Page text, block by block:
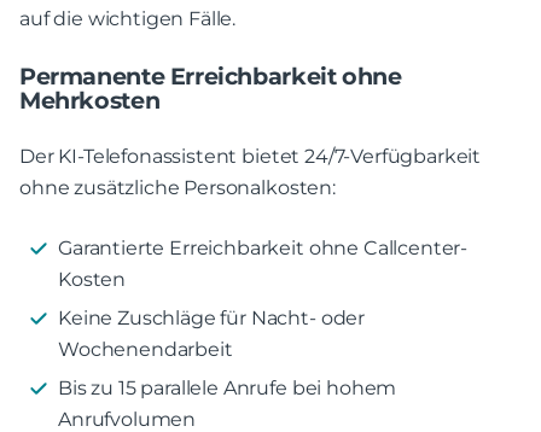
auf die wichtigen Fälle.
Permanente Erreichbarkeit ohne
Mehrkosten
Der KI-Telefonassistent bietet 24/7-Verfügbarkeit
ohne zusätzliche Personalkosten:
Garantierte Erreichbarkeit ohne Callcenter-
Kosten
Keine Zuschläge für Nacht- oder
Wochenendarbeit
Bis zu 15 parallele Anrufe bei hohem
Anrufvolumen